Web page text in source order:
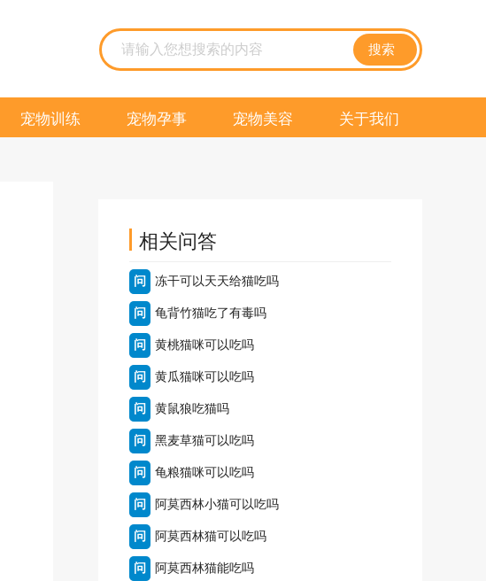
搜索
宠物训练 宠物孕事 宠物美容 关于我们
相关问答
问 冻干可以天天给猫吃吗
问 龟背竹猫吃了有毒吗
问 黄桃猫咪可以吃吗
问 黄瓜猫咪可以吃吗
问 黄鼠狼吃猫吗
问 黑麦草猫可以吃吗
问 龟粮猫咪可以吃吗
问 阿莫西林小猫可以吃吗
问 阿莫西林猫可以吃吗
问 阿莫西林猫能吃吗